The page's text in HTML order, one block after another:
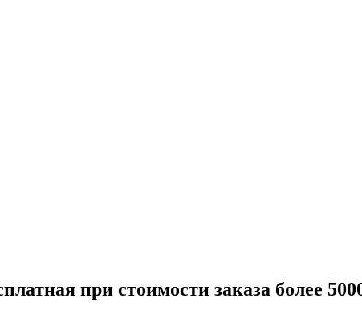
при стоимости заказа более